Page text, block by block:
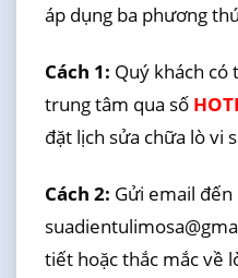
áp dụng ba phương
Cách 1: Quý khách
trung tâm qua số
đặt lịch sửa chữa lò vi
Cách 2: Gửi email đến
tiết hoặc thắc mắc về